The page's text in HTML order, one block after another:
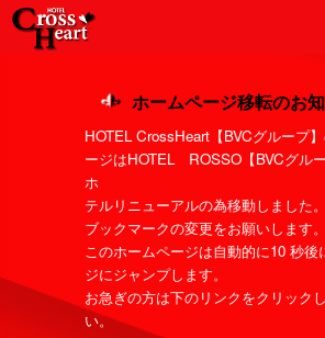
ホームページ移転のお
HOTEL CrossHeart【BVCグループ
ージはHOTEL ROSSO【BVCグル
ホ
テルリニューアルの為移動しました。
ブックマークの変更をお願いします。
このホームページは自動的に10 秒後
ジにジャンプします。
お急ぎの方は下のリンクをクリック
い。